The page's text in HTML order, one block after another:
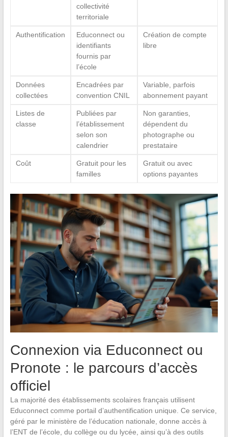
collectivité
territoriale
Authentification
Educonnect ou
identifiants
fournis par
l’école
Création de compte
libre
Données
collectées
Encadrées par
convention CNIL
Variable, parfois
abonnement payant
Listes de
classe
Publiées par
l’établissement
selon son
calendrier
Non garanties,
dépendent du
photographe ou
prestataire
Coût
Gratuit pour les
familles
Gratuit ou avec
options payantes
Connexion via Educonnect ou
Pronote : le parcours d’accès
officiel
La majorité des établissements scolaires français utilisent
Educonnect comme portail d’authentification unique. Ce service,
géré par le ministère de l’éducation nationale, donne accès à
l’ENT de l’école, du collège ou du lycée, ainsi qu’à des outils